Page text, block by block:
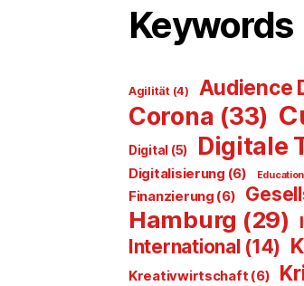
Keywords
Agilität(4) Audience
Corona (33)
Digital (5) Digitale
Digitalisierung (6) Education
Finanzierung (6)
Hamburg (29)
International(14)
Kreativwirtschaft (6)